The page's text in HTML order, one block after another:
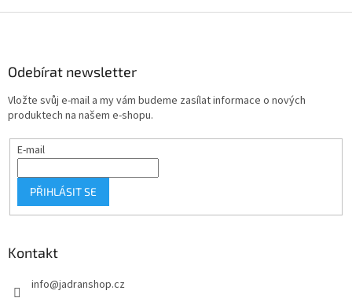
Odebírat newsletter
Vložte svůj e-mail a my vám budeme zasílat informace o nových
produktech na našem e-shopu.
E-mail
PŘIHLÁSIT SE
Kontakt
info@jadranshop.cz